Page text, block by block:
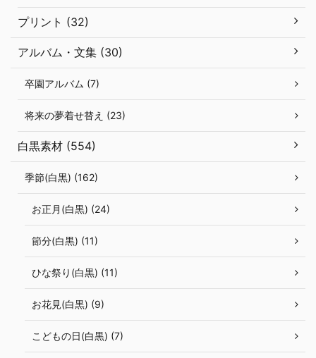
プリント (32)
アルバム・文集 (30)
卒園アルバム (7)
将来の夢着せ替え (23)
白黒素材 (554)
季節(白黒) (162)
お正月(白黒) (24)
節分(白黒) (11)
ひな祭り(白黒) (11)
お花見(白黒) (9)
こどもの日(白黒) (7)